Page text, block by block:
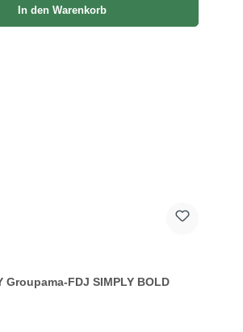
In den Warenkorb
Groupama-FDJ SIMPLY BOLD